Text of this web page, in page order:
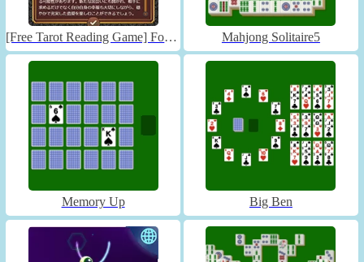
[Free Tarot Reading Game] Fortune Connect Mahjong Solitaire5
Memory Up Big Ben